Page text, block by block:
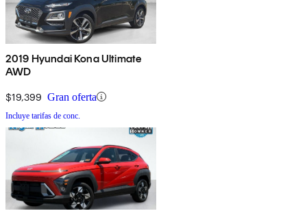
2019 Hyundai Kona Ultimate
AWD
$19,399 Gran oferta
Incluye tarifas de conc.